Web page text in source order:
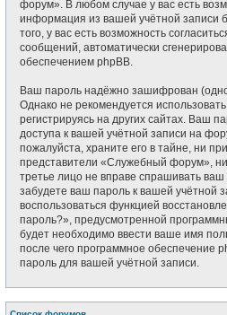
форум». В любом случае у вас есть
информация из вашей учётной записи
того, у вас есть возможность
сообщений, автоматически
обеспечением phpBB.
Ваш пароль надёжно зашифрован
Однако не рекомендуется
регистрируясь на других сайтах. Ваш
доступа к вашей учётной записи на
пожалуйста, храните его в тайне, ни
представители «Служебный форум»,
третье лицо не вправе спрашивать
забудете ваш пароль к вашей учётной
воспользоваться функцией
пароль?», предусмотренной
будет необходимо ввести ваше имя
после чего программное обеспечение
пароль для вашей учётной записи.